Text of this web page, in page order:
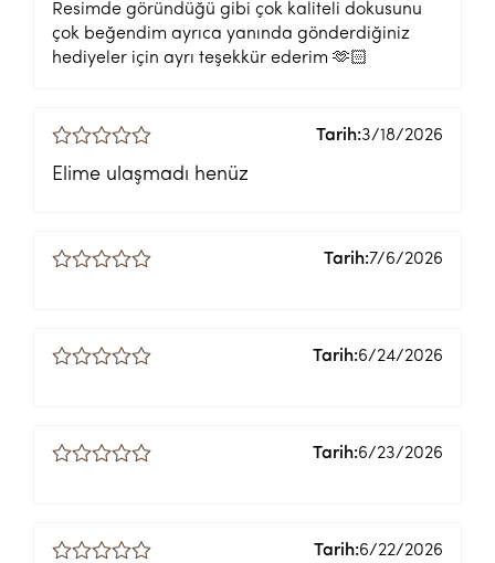
Resimde göründüğü gibi çok kaliteli dokusunu
çok beğendim ayrıca yanında gönderdiğiniz
hediyeler için ayrı teşekkür ederim 🫶🏻
Tarih:3/18/2026
Elime ulaşmadı henüz
Tarih:7/6/2026
Tarih:6/24/2026
Tarih:6/23/2026
Tarih:6/22/2026